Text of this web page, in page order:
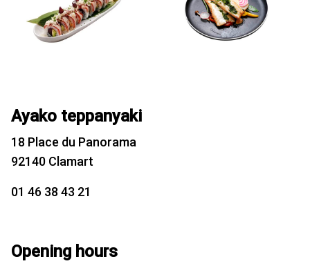
Ayako teppanyaki
18 Place du Panorama
92140 Clamart
01 46 38 43 21
Opening hours